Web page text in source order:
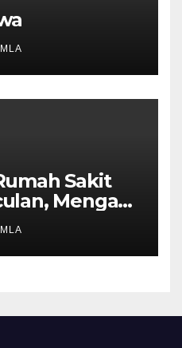
Sakit
Mengapa